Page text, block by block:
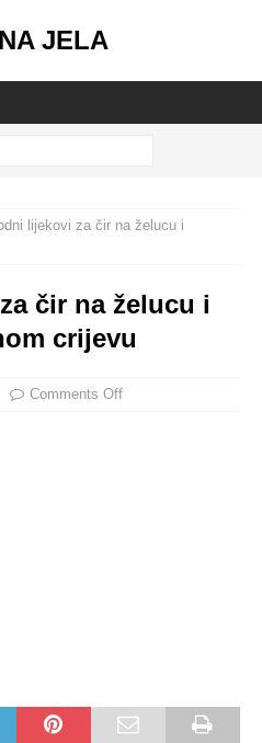
JELA
lijekovi za čir na želucu i
čir na želucu i
crijevu
Comments Off